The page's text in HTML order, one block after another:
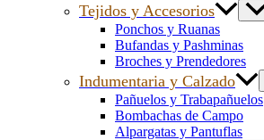
Tejidos y Accesorios
Ponchos y Ruanas
Bufandas y Pashminas
Broches y Prendedores
Indumentaria y Calzado
Pañuelos y Trabapañuelos
Bombachas de Campo
Alpargatas y Pantuflas